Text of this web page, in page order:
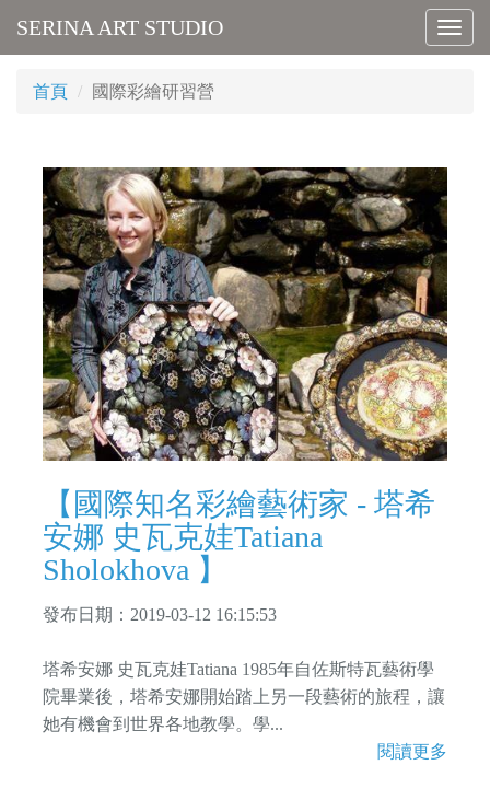
SERINA ART STUDIO
首頁 國際彩繪研習營
【國際知名彩繪藝術家 - 塔希
安娜 史瓦克娃Tatiana
Sholokhova 】
發布日期：2019-03-12 16:15:53
塔希安娜 史瓦克娃Tatiana 1985年自佐斯特瓦藝術學
院畢業後，塔希安娜開始踏上另一段藝術的旅程，讓
她有機會到世界各地教學。學...
閱讀更多